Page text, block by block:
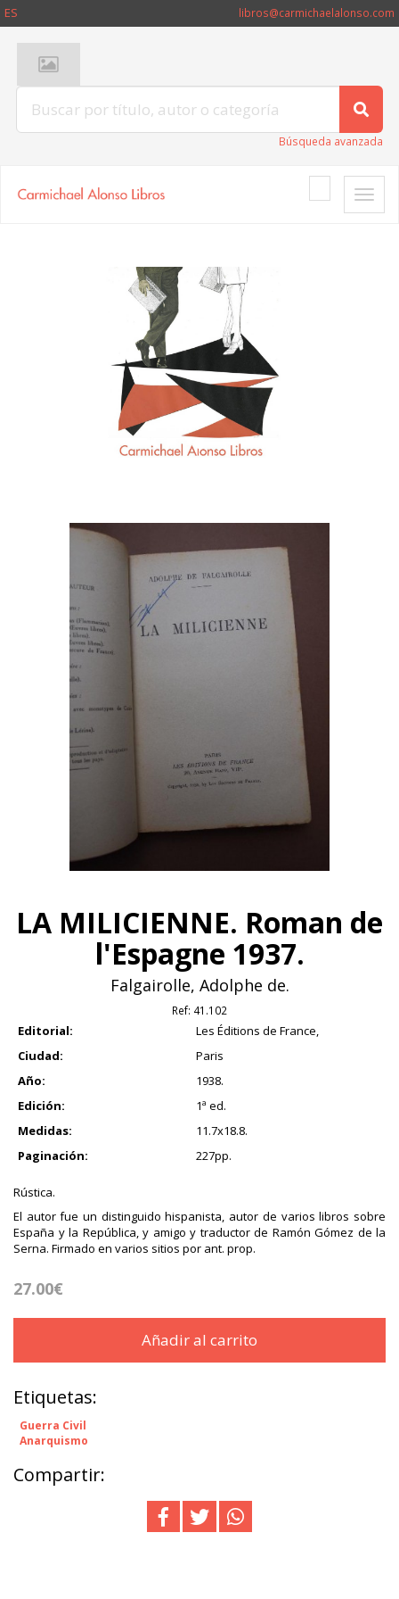
ES libros@carmichaelalonso.com
Búsqueda avanzada
Toggle
LA MILICIENNE. Roman de
l'Espagne 1937.
Falgairolle, Adolphe de.
Ref: 41.102
Editorial:
Les Éditions de France,
Ciudad:
Paris
Año:
1938.
Edición:
1ª ed.
Medidas:
11.7x18.8.
Paginación:
227pp.
Rústica.
El autor fue un distinguido hispanista, autor de varios libros sobre
España y la República, y amigo y traductor de Ramón Gómez de la
Serna. Firmado en varios sitios por ant. prop.
27.00€
Añadir al carrito
Etiquetas:
Guerra Civil
Anarquismo
Compartir: